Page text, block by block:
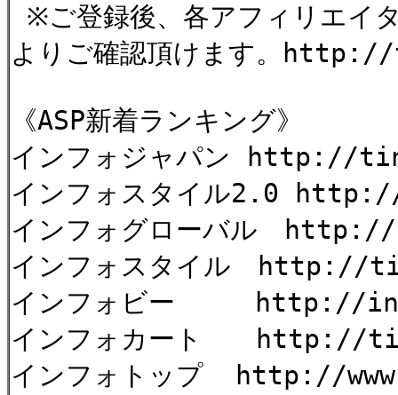
※ご登録後、各アフィリエイ
よりご確認頂けます。
《ASP新着ランキング》
インフォジャパン http://
インフォスタイル2.0
インフォグローバル
インフォスタイル http://
インフォビー http://
インフォカート http://
インフォトップ http://